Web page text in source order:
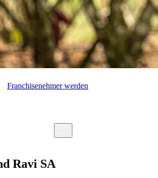
Franchisenehmer werden
Ravi SA